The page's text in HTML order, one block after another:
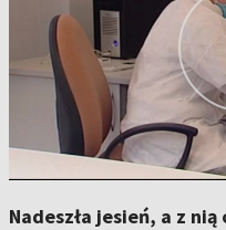
Nadeszła jesień, a z